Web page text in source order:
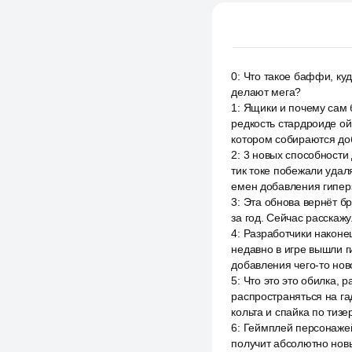
0: Что такое баффи,
делают мега?
1 : Ящики и почему сам
редкость стардроиде
котором собираются
2: 3 новых
тик токе побежали
емен добавления
3: Эта обнова вернёт
за год. Сейчас
4: Разработчики
недавно в игре вышли
добавления чего-то
5: Что это это обилка,
распространяться на
кольта и спайка по
6: Геймплей
получит абсолютно